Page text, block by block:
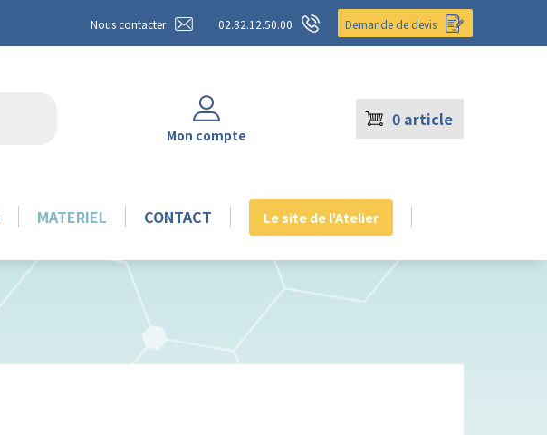
Nous contacter 02.32.12.50.00 Demande de devis
Mon compte
0 article
MATERIEL CONTACT Le site de l'Atelier